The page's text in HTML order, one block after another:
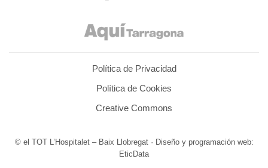
Política de Privacidad
Política de Cookies
Creative Commons
© el TOT L’Hospitalet – Baix Llobregat · Diseño y programación web:
EticData